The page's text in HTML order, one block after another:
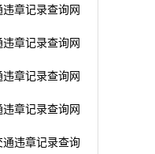
章记录查询网
章记录查询网
章记录查询网
章记录查询网
违章记录查询